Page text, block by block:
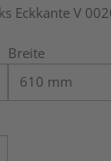
Eckkante V
Breite